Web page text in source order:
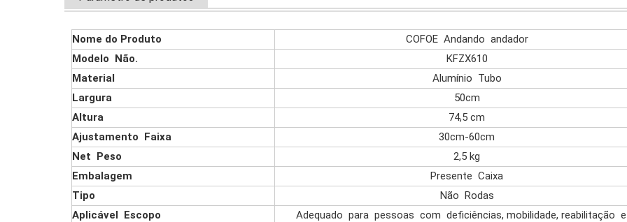
Nome do Produto
COFOE Andando andador
Modelo Não.
KFZX610
Material
Alumínio Tubo
Largura
50cm
Altura
74,5 cm
Ajustamento Faixa
30cm-60cm
Net Peso
2,5 kg
Embalagem
Presente Caixa
Tipo
Não Rodas
Aplicável Escopo
Adequado para pessoas com deficiências, mobilidade, reabilitação